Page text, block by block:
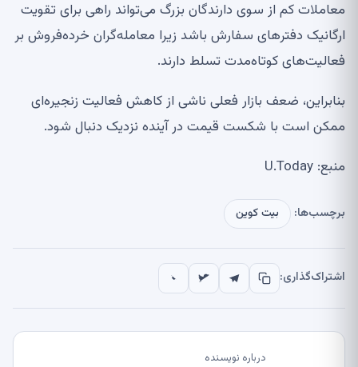
معاملات کم از سوی دارندگان بزرگ می‌تواند راهی برای تقویت
ارگانیک دفترهای سفارش باشد زیرا معامله‌گران خرده‌فروش بر
فعالیت‌های کوتاه‌مدت تسلط دارند.
بنابراین، ضعف بازار فعلی ناشی از کاهش فعالیت زنجیره‌ای
ممکن است با شکست قیمت در آینده نزدیک دنبال شود.
منبع: U.Today
برچسب‌ها: بیت کوین
اشتراک‌گذاری:
درباره نویسنده